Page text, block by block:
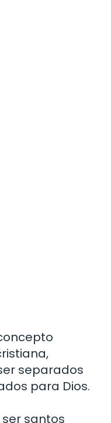
separados
para Dios.
santos